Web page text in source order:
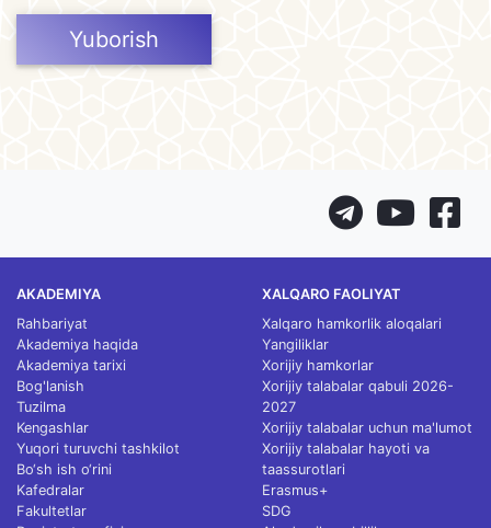
Yuborish
AKADEMIYA
Rahbariyat
Akademiya haqida
Akademiya tarixi
Bog'lanish
Tuzilma
Kengashlar
Yuqori turuvchi tashkilot
Bo‘sh ish o‘rini
Kafedralar
Fakultetlar
XALQARO FAOLIYAT
Xalqaro hamkorlik aloqalari
Yangiliklar
Xorijiy hamkorlar
Xorijiy talabalar qabuli 2026-
2027
Xorijiy talabalar uchun ma'lumot
Xorijiy talabalar hayoti va
taassurotlari
Erasmus+
SDG